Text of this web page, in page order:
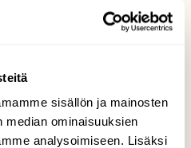
sisällön ja mainosten
median ominaisuuksien
analysoimiseen. Lisäksi